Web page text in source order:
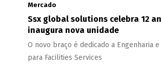
Mercado
Ssx global solutions celebra 12
inaugura nova unidade
O novo braço é dedicado a Engenharia
para Facilities Services